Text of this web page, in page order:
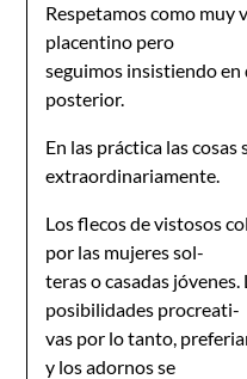
Respetamos como muy
placentino pero
seguimos insistiendo
posterior.
En las práctica las cosas
extraordinariamente.
Los flecos de vistosos
por las mujeres sol-
teras o casadas
posibilidades procreati-
vas por lo tanto,
y los adornos se